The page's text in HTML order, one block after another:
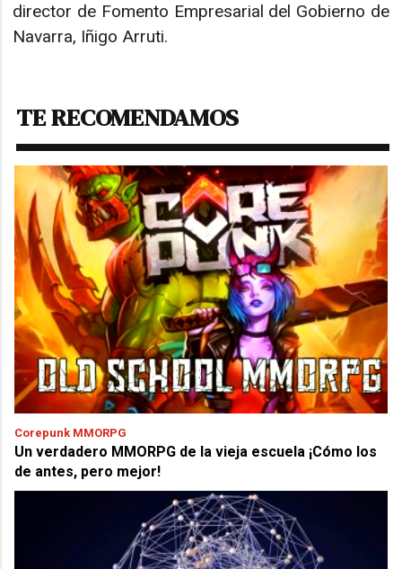
director de Fomento Empresarial del Gobierno de
Navarra, Iñigo Arruti.
TE RECOMENDAMOS
Corepunk MMORPG
Un verdadero MMORPG de la vieja escuela ¡Cómo los
de antes, pero mejor!